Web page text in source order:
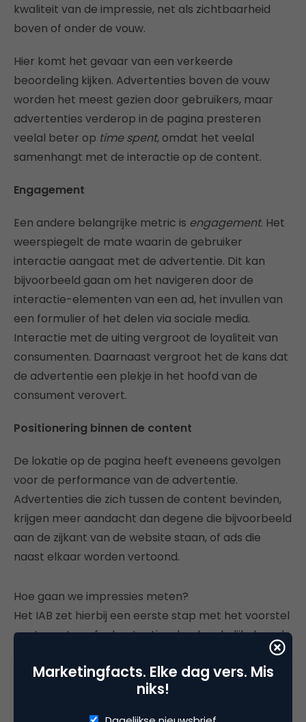
kwaliteit van de impressie, net als zichtbaarheid
boven of onder de vouw.
Hier komt het gevaar van een verkeerde
beoordeling kijken. Advertenties boven de vouw
worden het meest gezien door gebruikers, maar
advertenties verderop in de pagina presteren
veelal beter op time spent, omdat het veelal
samenhangt met de interactie op de content.
Engagement
Een andere belangrijke metric is engagement. Het
weerspiegelt de mate waarin de gebruiker
interactie aangaat met de advertentie. Dit kan
bijvoorbeeld gaan om het navigeren door de
interactie-elementen van een ad, het invullen van
een formulier of het delen via sociale media.
Interactie met de uiting vergroot de loyaliteit van
consumenten. Daarnaast vergroot het de kans dat
de advertentie een plekje in het hoofd van de
consument verovert.
Positionering binnen de content
De lokatie op de pagina heeft eveneens gevolgen
voor de performance van de advertentie.
Advertenties die zich tussen de content bevinden,
krijgen meer aandacht dan degene die bijvoorbeeld
aan de zijkant van de website staan, of ads die
naast elkaar worden vertoond.
Hoe gaan we impressies meten?
Het IAB zet hierbij een eerste stap met het voorstel
om te meten of advertenties daadwerkelijk door de
consumenten worden gezien. Interessant is een
model waarbij kwaliteit van de ad wordt gebaseerd
engagement
positionering binnen de content.
Marketingfacts. Elke dag vers. Mis
niks!